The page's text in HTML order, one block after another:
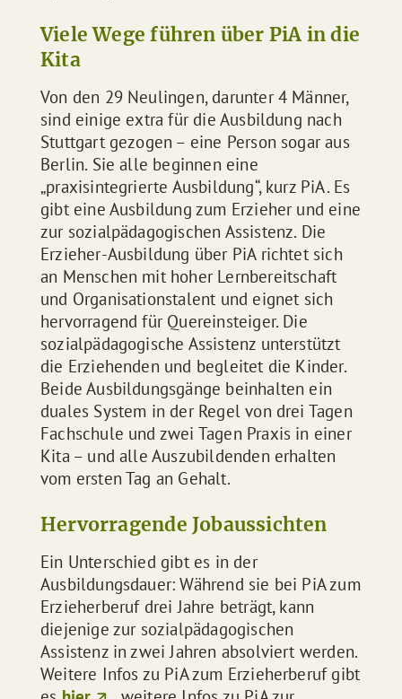
Viele Wege führen über PiA in die
Kita
Von den 29 Neulingen, darunter 4 Männer,
sind einige extra für die Ausbildung nach
Stuttgart gezogen – eine Person sogar aus
Berlin. Sie alle beginnen eine
„praxisintegrierte Ausbildung“, kurz PiA. Es
gibt eine Ausbildung zum Erzieher und eine
zur sozialpädagogischen Assistenz. Die
Erzieher-Ausbildung über PiA richtet sich
an Menschen mit hoher Lernbereitschaft
und Organisationstalent und eignet sich
hervorragend für Quereinsteiger. Die
sozialpädagogische Assistenz unterstützt
die Erziehenden und begleitet die Kinder.
Beide Ausbildungsgänge beinhalten ein
duales System in der Regel von drei Tagen
Fachschule und zwei Tagen Praxis in einer
Kita – und alle Auszubildenden erhalten
vom ersten Tag an Gehalt.
Hervorragende Jobaussichten
Ein Unterschied gibt es in der
Ausbildungsdauer: Während sie bei PiA zum
Erzieherberuf drei Jahre beträgt, kann
diejenige zur sozialpädagogischen
Assistenz in zwei Jahren absolviert werden.
Weitere Infos zu PiA zum Erzieherberuf gibt